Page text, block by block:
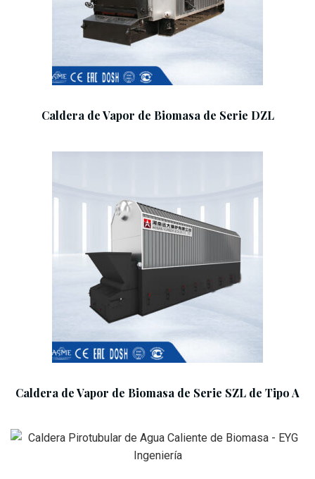
Caldera de Vapor de Biomasa de Serie DZL
Caldera de Vapor de Biomasa de Serie SZL de Tipo A